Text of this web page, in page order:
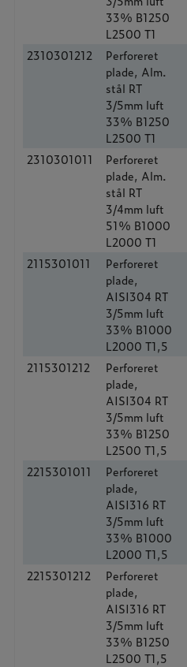
33% B1250
L2500 T1
2310301212
Perforeret
plade, Alm.
stål RT
3/5mm luft
33% B1250
L2500 T1
2310301011
Perforeret
plade, Alm.
stål RT
3/4mm luft
51% B1000
L2000 T1
2115301011
Perforeret
plade,
AISI304 RT
3/5mm luft
33% B1000
L2000 T1,5
2115301212
Perforeret
plade,
AISI304 RT
3/5mm luft
33% B1250
L2500 T1,5
2215301011
Perforeret
plade,
AISI316 RT
3/5mm luft
33% B1000
L2000 T1,5
2215301212
Perforeret
plade,
AISI316 RT
3/5mm luft
33% B1250
L2500 T1,5